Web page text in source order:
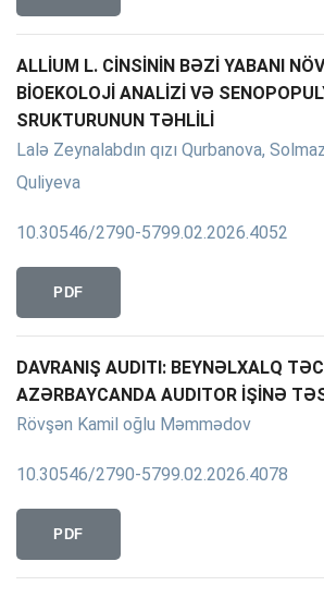
ALLİUM L. CİNSİNİN BƏZİ YABANI
BİOEKOLOJİ ANALİZİ VƏ
SRUKTURUNUN TƏHLİLİ
Lalə Zeynalabdın qızı Qurbanova,
Quliyeva
10.30546/2790-5799.02.2026.4052
PDF
DAVRANIŞ AUDITI: BEYNƏLXALQ
AZƏRBAYCANDA AUDITOR İŞİNƏ
Rövşən Kamil oğlu Məmmədov
10.30546/2790-5799.02.2026.4078
PDF